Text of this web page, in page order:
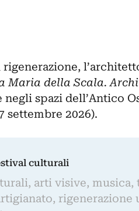
,
Maria della Scala.
spazi dell’Antico
settembre 2026).
culturali
arti visive, musica,
rigenerazione